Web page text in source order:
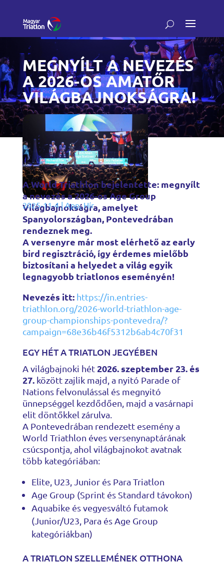
MEGNYÍLT A NEVEZÉS
A 2026-OS AMATŐR
VILÁGBAJNOKSÁGRA!
2025-11-4|App,Hír
A World Triathlon bejelentette: megnyílt
a nevezés a 2026-os Age Group
Világbajnokságra, amelyet
Spanyolországban, Pontevedrában
rendeznek meg.
A versenyre már most elérhető az early
bird regisztráció, így érdemes mielőbb
biztosítani a helyedet a világ egyik
legnagyobb triatlonos eseményén!
Nevezés itt: https://in.entries-
triathlon.org/2026-world-triathlon-age-
group-championships-pontevedra/?
campaign=68e36b46f5312b6ab4c70f31
EGY HÉT A TRIATLON JEGYÉBEN
A világbajnoki hét2026. szeptember 23. és
27.között zajlik majd, a nyitó Parade of
Nations felvonulással és megnyitó
ünnepséggel kezdődően, majd a vasárnapi
elit döntőkkel zárulva.
A Pontevedrában rendezett esemény a
World Triathlon éves versenynaptárának
csúcspontja, ahol világbajnokot avatnak
több kategóriában:
Elite, U23, Junior és Para Triatlon
Age Group (Sprint és Standard távokon)
Aquabike és vegyesváltó futamok
(Junior/U23, Para és Age Group
kategóriákban)
A TRIATLON SZELLEMÉNEK OTTHONA